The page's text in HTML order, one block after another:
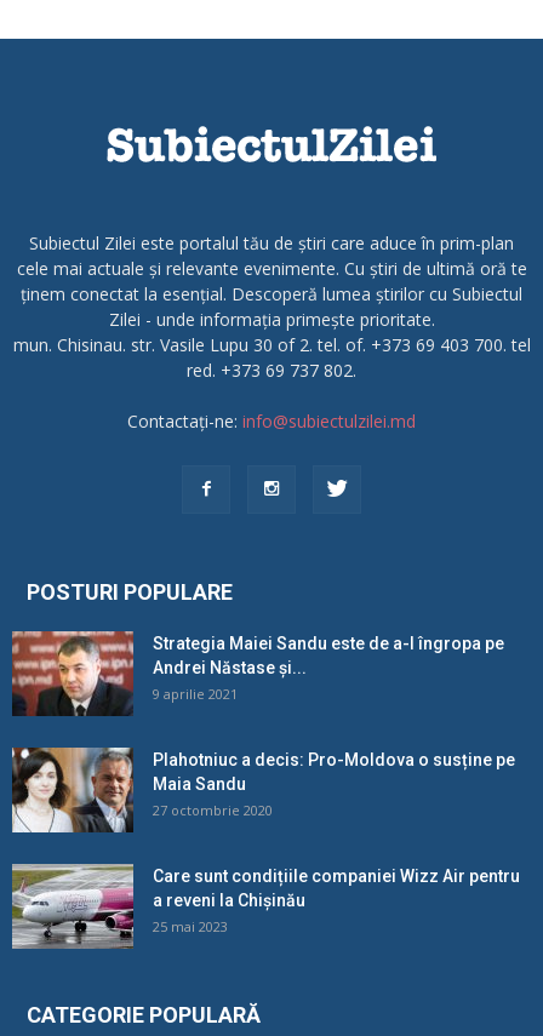
Subiectul Zilei este portalul tău de știri care aduce în prim-plan
cele mai actuale și relevante evenimente. Cu știri de ultimă oră te
ținem conectat la esențial. Descoperă lumea știrilor cu Subiectul
Zilei - unde informația primește prioritate.
mun. Chisinau. str. Vasile Lupu 30 of 2. tel. of. +373 69 403 700. tel
red. +373 69 737 802.
Contactați-ne: info@subiectulzilei.md
POSTURI POPULARE
Strategia Maiei Sandu este de a-l îngropa pe
Andrei Năstase și...
9 aprilie 2021
Plahotniuc a decis: Pro-Moldova o susține pe
Maia Sandu
27 octombrie 2020
Care sunt condițiile companiei Wizz Air pentru
a reveni la Chișinău
25 mai 2023
CATEGORIE POPULARĂ